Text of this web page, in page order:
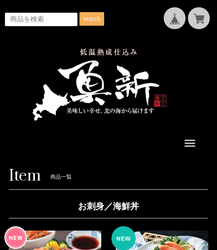
search
Toggle
Item 商品一覧
お刺身／海鮮丼